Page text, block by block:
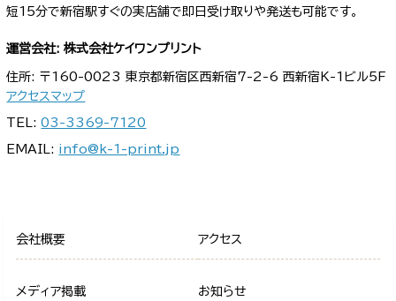
短15分で新宿駅すぐの実店舗で即日受け取りや発送も可能です。
運営会社: 株式会社ケイワンプリント
住所: 〒160-0023 東京都新宿区西新宿7-2-6 西新宿K-1ビル5F
アクセスマップ
TEL:03-3369-7120
EMAIL: info@k-1-print.jp
会社概要 アクセス
メディア掲載 お知らせ